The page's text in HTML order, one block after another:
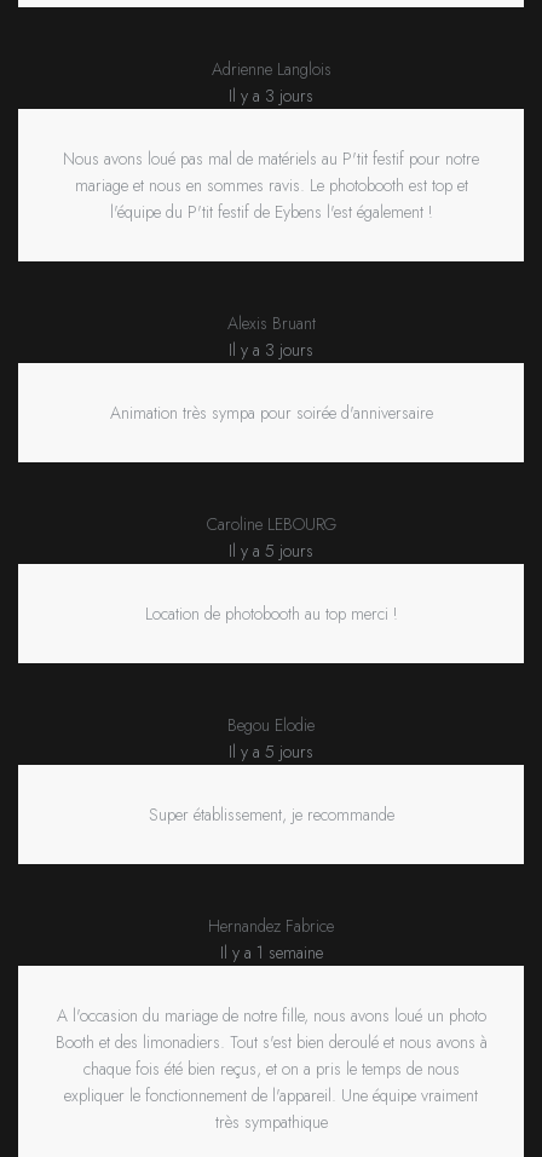
Adrienne Langlois
Il y a 3 jours
Nous avons loué pas mal de matériels au P'tit festif pour notre
mariage et nous en sommes ravis. Le photobooth est top et
l'équipe du P'tit festif de Eybens l'est également !
Alexis Bruant
Il y a 3 jours
Animation très sympa pour soirée d'anniversaire
Caroline LEBOURG
Il y a 5 jours
Location de photobooth au top merci !
Begou Elodie
Il y a 5 jours
Super établissement, je recommande
Hernandez Fabrice
Il y a 1 semaine
A l'occasion du mariage de notre fille, nous avons loué un photo
Booth et des limonadiers. Tout s'est bien deroulé et nous avons à
chaque fois été bien reçus, et on a pris le temps de nous
expliquer le fonctionnement de l'appareil. Une équipe vraiment
très sympathique